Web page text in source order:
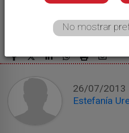
26/07/2013
Estefanía
No mostrar